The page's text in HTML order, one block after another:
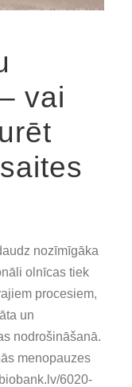
vai
nozīmīgāka
olnīcas tiek
procesiem,
un
nodrošināšanā.
menopauzes
6020-